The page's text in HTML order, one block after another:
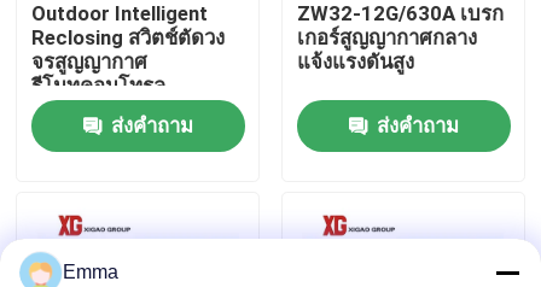
ควบคุมคุณภาพ
ติดต่อเรา
สวิตช์แบ่งโหลดอากาศ
Outdoor Intelligent
Reclosing สวิตช์ตัดวง
จรสูญญากาศ
รีโมทคอนโทรล
ส่งคำถาม
ZW32-12G/630A เบรก
เกอร์สูญญากาศกลาง
แจ้งแรงดันสูง
ส่งคำถาม
Emma